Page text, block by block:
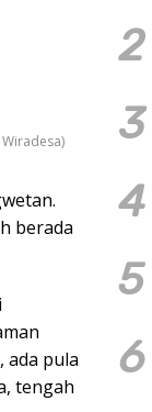
berada
ada pula
tengah
2
3
4
5
6